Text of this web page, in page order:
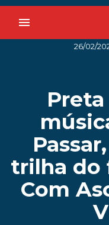
menu
26/02/
trilha do
Com